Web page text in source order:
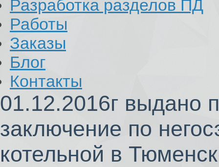
Разработка разделов ПД
Работы
Заказы
Блог
Контакты
01.12.2016г выдано
заключение по
котельной в